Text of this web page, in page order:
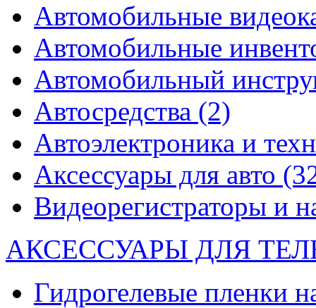
Автомобильные
Автомобильные
Автомобильный
Автосредства (2)
Автоэлектроника и
Аксессуары для авто
Видеорегистраторы и
АКСЕССУАРЫ ДЛЯ
Гидрогелевые пленки